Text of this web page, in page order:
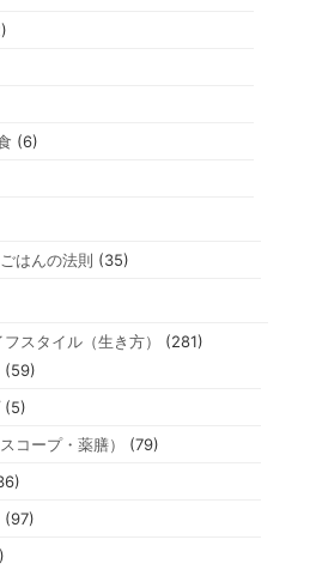
(6)
はんの法則 (35)
スタイル（生き方）
(281)
(59)
(5)
コープ・薬膳）
(79)
(97)